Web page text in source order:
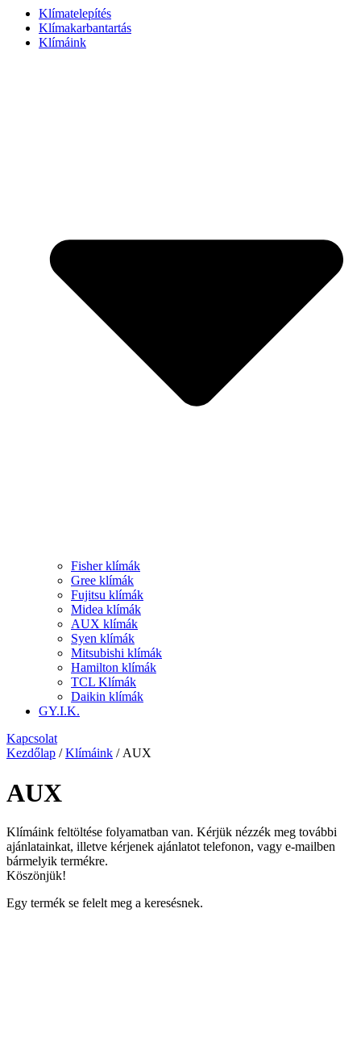
Klímatelepítés
Klímakarbantartás
Klímáink
Fisher klímák
Gree klímák
Fujitsu klímák
Midea klímák
AUX klímák
Syen klímák
Mitsubishi klímák
Hamilton klímák
TCL Klímák
Daikin klímák
GY.I.K.
Kapcsolat
Kezdőlap /Klímáink / AUX
AUX
Klímáink feltöltése folyamatban van. Kérjük nézzék meg további
ajánlatainkat, illetve kérjenek ajánlatot telefonon, vagy e-mailben
bármelyik termékre.
Köszönjük!
Egy termék se felelt meg a keresésnek.